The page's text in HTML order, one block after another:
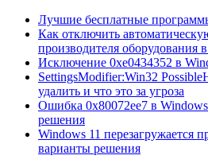
Лучшие бесплатные
Как отключить
производителя оборудования
Исключение 0xe0434352 в
SettingsModifier:Win32
удалить и что это за угроза
Ошибка 0x80072ee7 в
решения
Windows 11
варианты решения